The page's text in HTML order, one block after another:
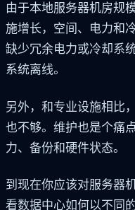
由于本地服务器机房规
施增长，空间、电力和
缺少冗余电力或冷却系
系统离线。
另外，和专业设施相比
也不够。维护也是个痛
力、备份和硬件状态。
到现在你应该对服务器
看数据中心如何以不同